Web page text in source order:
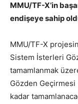
MMU/TF-X’in
endişeye sahip
MMU/TF-X
Sistem İsterleri
tamamlanmak
Gözden Geçirmesi
kadar